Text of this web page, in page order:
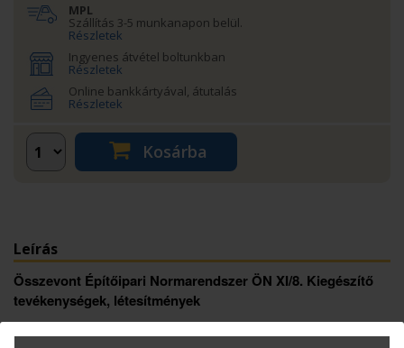
MPL
Szállítás 3-5 munkanapon belül.
Részletek
Ingyenes átvétel boltunkban
Részletek
Online bankkártyával, átutalás
Részletek
Kosárba
Leírás
Összevont Építőipari Normarendszer ÖN XI/8. Kiegészítő
tevékenységek, létesítmények
95. Belsőépítészet, díszítéstechnika